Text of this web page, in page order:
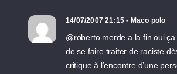
14/07/2007 21:15 - Maco polo
@roberto merde a la fin oui
de se faire traiter de raciste
critique à l’encontre d’une